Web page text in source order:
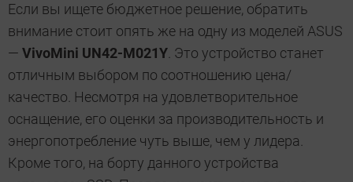
Если вы ищете бюджетное решение, обратить
внимание стоит опять же на одну из моделей ASUS
— VivoMini UN42-M021Y. Это устройство станет
отличным выбором по соотношению цена/
качество. Несмотря на удовлетворительное
оснащение, его оценки за производительность и
энергопотребление чуть выше, чем у лидера.
Кроме того, на борту данного устройства